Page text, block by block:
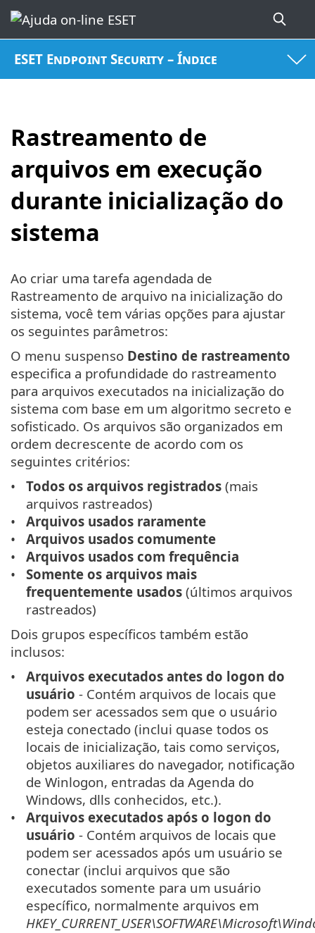
ESET Endpoint Security – Índice
Rastreamento de
arquivos em execução
durante inicialização do
sistema
Ao criar uma tarefa agendada de
Rastreamento de arquivo na inicialização do
sistema, você tem várias opções para ajustar
os seguintes parâmetros:
O menu suspenso Destino de rastreamento
especifica a profundidade do rastreamento
para arquivos executados na inicialização do
sistema com base em um algoritmo secreto e
sofisticado. Os arquivos são organizados em
ordem decrescente de acordo com os
seguintes critérios:
Todos os arquivos registrados (mais
arquivos rastreados)
Arquivos usados raramente
Arquivos usados comumente
Arquivos usados com frequência
Somente os arquivos mais
frequentemente usados (últimos arquivos
rastreados)
Dois grupos específicos também estão
inclusos:
Arquivos executados antes do logon do
usuário - Contém arquivos de locais que
podem ser acessados sem que o usuário
esteja conectado (inclui quase todos os
locais de inicialização, tais como serviços,
objetos auxiliares do navegador, notificação
de Winlogon, entradas da Agenda do
Windows, dlls conhecidos, etc.).
Arquivos executados após o logon do
usuário - Contém arquivos de locais que
podem ser acessados após um usuário se
conectar (inclui arquivos que são
executados somente para um usuário
específico, normalmente arquivos em